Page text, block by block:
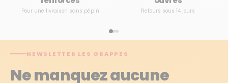
Pour une livraison sans pépin Retours sous 14 jours
NEWSLETTER LES GRAPPES
Ne manquez aucune